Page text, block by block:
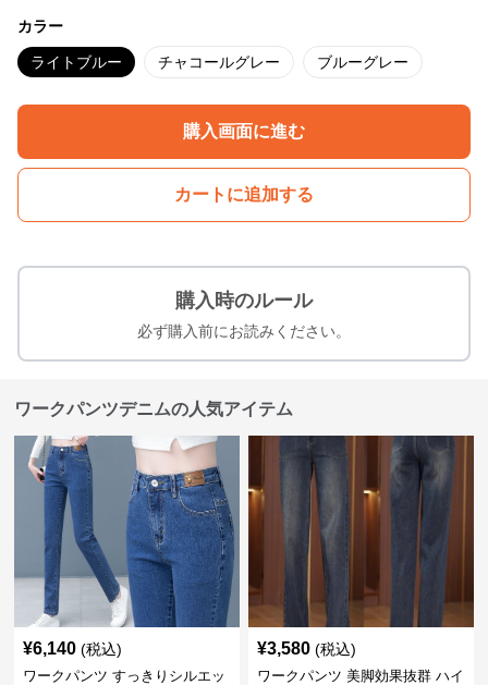
カラー
ライトブルー チャコールグレー ブルーグレー
購入画面に進む
カートに追加する
購入時のルール
必ず購入前にお読みください。
ワークパンツデニムの人気アイテム
¥6,140 (税込)
ワークパンツ すっきりシルエッ
¥3,580 (税込)
ワークパンツ 美脚効果抜群 ハイ